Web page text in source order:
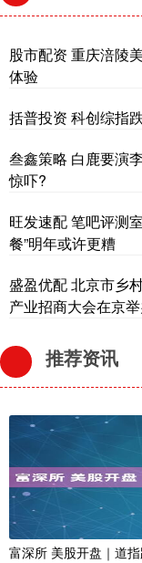
股市配资 重庆涪陵
体验
括普投资 科创综指
叁鑫策略 白鹿要演
惊吓?
旺发速配 笔吧评测
餐”明年或许更糟
盛盈优配 北京市乡
产业招商大会在京
推荐资讯
富深所 美股开盘｜道